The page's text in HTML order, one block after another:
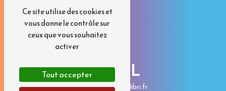
E-MAIL
contact@imp-colibri.fr
Ce site utilise des cookies et
vous donne le contrôle sur
ceux que vous souhaitez
activer
Tout accepter